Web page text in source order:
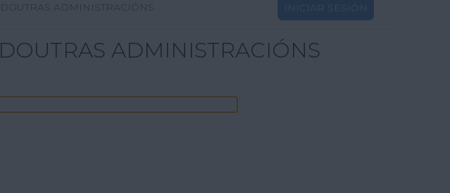
ADMINISTRACIÓNS INICIAR SESIÓN
ADMINISTRACIÓNS